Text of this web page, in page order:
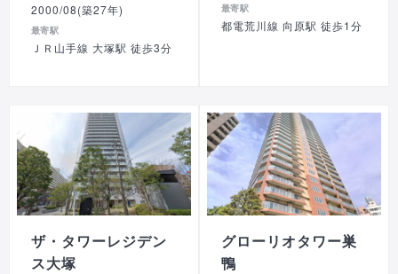
2000/08(築27年)
最寄駅
ＪＲ山手線 大塚駅 徒歩3分
最寄駅
都電荒川線 向原駅 徒歩1分
ザ・タワーレジデン
ス大塚
グローリオタワー巣
鴨